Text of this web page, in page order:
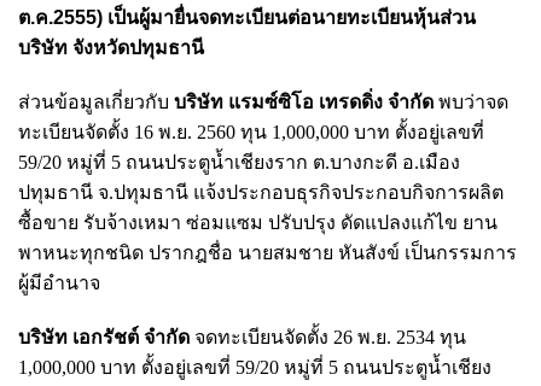
ต.ค.2555) เป็นผู้มายื่นจดทะเบียนต่อนายทะเบียนหุ้นส่วน
บริษัท จังหวัดปทุมธานี
ส่วนข้อมูลเกี่ยวกับ บริษัท แรมซ์ซิโอ เทรดดิ่ง จำกัด พบว่าจด
ทะเบียนจัดตั้ง 16 พ.ย. 2560 ทุน 1,000,000 บาท ตั้งอยู่เลขที่
59/20 หมู่ที่ 5 ถนนประตูน้ำเชียงราก ต.บางกะดี อ.เมือง
ปทุมธานี จ.ปทุมธานี แจ้งประกอบธุรกิจประกอบกิจการผลิต
ซื้อขาย รับจ้างเหมา ซ่อมแซม ปรับปรุง ดัดแปลงแก้ไข ยาน
พาหนะทุกชนิด ปรากฎชื่อ นายสมชาย หันสังข์ เป็นกรรมการ
ผู้มีอำนาจ
บริษัท เอกรัชต์ จำกัด จดทะเบียนจัดตั้ง 26 พ.ย. 2534 ทุน
1,000,000 บาท ตั้งอยู่เลขที่ 59/20 หมู่ที่ 5 ถนนประตูน้ำเชียง